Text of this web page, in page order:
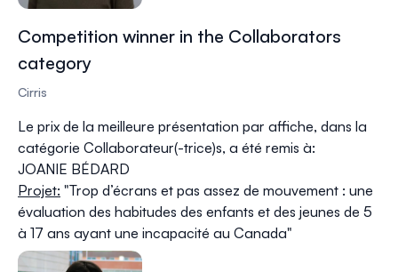
Competition winner in the Collaborators
category
Cirris
Le prix de la meilleure présentation par affiche, dans la
catégorie Collaborateur(-trice)s, a été remis à:
JOANIE BÉDARD
Projet: "Trop d’écrans et pas assez de mouvement : une
évaluation des habitudes des enfants et des jeunes de 5
à 17 ans ayant une incapacité au Canada"